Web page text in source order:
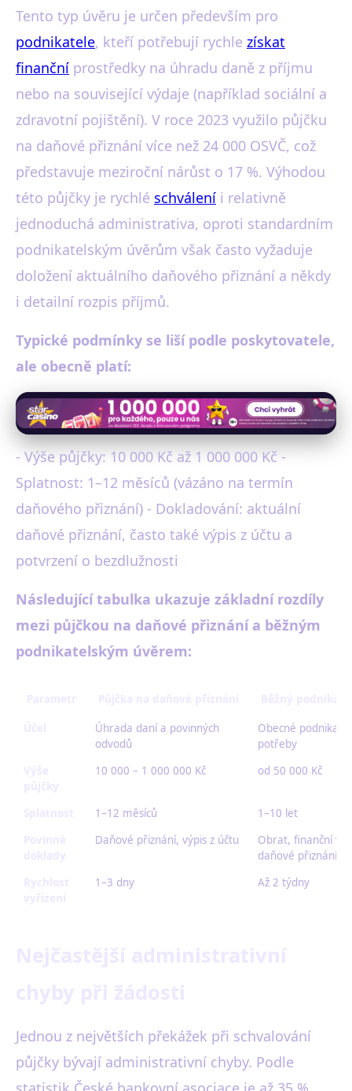
Tento typ úvěru je určen především pro
podnikatele, kteří potřebují rychle získat
finanční prostředky na úhradu daně z příjmu
nebo na související výdaje (například sociální a
zdravotní pojištění). V roce 2023 využilo půjčku
na daňové přiznání více než 24 000 OSVČ, což
představuje meziroční nárůst o 17 %. Výhodou
této půjčky je rychlé schválení i relativně
jednoduchá administrativa, oproti standardním
podnikatelským úvěrům však často vyžaduje
doložení aktuálního daňového přiznání a někdy
i detailní rozpis příjmů.
Typické podmínky se liší podle poskytovatele,
ale obecně platí:
- Výše půjčky: 10 000 Kč až 1 000 000 Kč -
Splatnost: 1–12 měsíců (vázáno na termín
daňového přiznání) - Dokladování: aktuální
daňové přiznání, často také výpis z účtu a
potvrzení o bezdlužnosti
Následující tabulka ukazuje základní rozdíly
mezi půjčkou na daňové přiznání a běžným
podnikatelským úvěrem:
Úhrada daní a povinných
odvodů
Obecné
potřeby
10 000 – 1 000 000 Kč od 50 000 Kč
1–12 měsíců
1–10 let
Daňové přiznání, výpis z účtu
Obrat, finanční
daňové přiznání
1–3 dny Až 2 týdny
Jednou z největších překážek při schvalování
půjčky bývají administrativní chyby. Podle